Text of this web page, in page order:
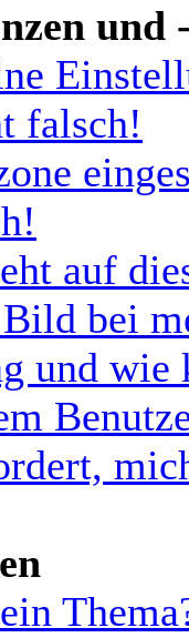
und
falsch!
auf
bei
und wie